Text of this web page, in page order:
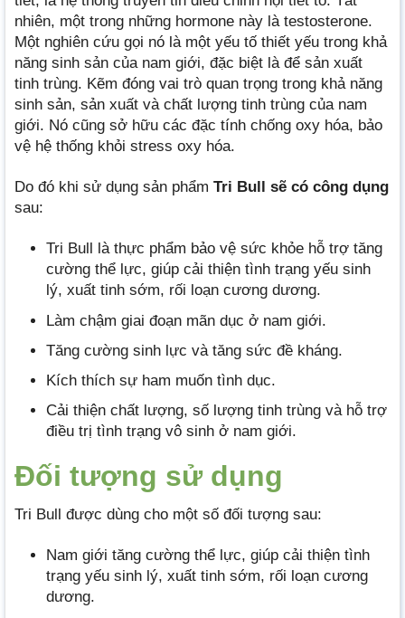
nhiên, một trong những hormone này là testosterone.
Một nghiên cứu gọi nó là một yếu tố thiết yếu trong khả
năng sinh sản của nam giới, đặc biệt là để sản xuất
tinh trùng. Kẽm đóng vai trò quan trọng trong khả năng
sinh sản, sản xuất và chất lượng tinh trùng của nam
giới. Nó cũng sở hữu các đặc tính chống oxy hóa, bảo
vệ hệ thống khỏi stress oxy hóa.
Do đó khi sử dụng sản phẩm Tri Bull sẽ có công dụng
sau:
Tri Bull là thực phẩm bảo vệ sức khỏe hỗ trợ tăng
cường thể lực, giúp cải thiện tình trạng yếu sinh
lý, xuất tinh sớm, rối loạn cương dương.
Làm chậm giai đoạn mãn dục ở nam giới.
Tăng cường sinh lực và tăng sức đề kháng.
Kích thích sự ham muốn tình dục.
Cải thiện chất lượng, số lượng tinh trùng và hỗ trợ
điều trị tình trạng vô sinh ở nam giới.
Đối tượng sử dụng
Tri Bull được dùng cho một số đối tượng sau:
Nam giới tăng cường thể lực, giúp cải thiện tình
trạng yếu sinh lý, xuất tinh sớm, rối loạn cương
dương.